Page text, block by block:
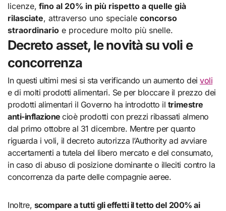
licenze, fino al 20% in più rispetto a quelle già
rilasciate, attraverso uno speciale concorso
straordinario e procedure molto più snelle.
Decreto asset, le novità su voli e
concorrenza
In questi ultimi mesi si sta verificando un aumento deivoli
e di molti prodotti alimentari. Se per bloccare il prezzo dei
prodotti alimentari il Governo ha introdotto il trimestre
anti-inflazionecioè prodotti con prezzi ribassati almeno
dal primo ottobre al 31 dicembre. Mentre per quanto
riguarda i voli, il decreto autorizza l’Authority ad avviare
accertamenti a tutela del libero mercato e del consumato,
in caso di abuso di posizione dominante o illeciti contro la
concorrenza da parte delle compagnie aeree.
Inoltre, scompare a tutti gli effetti il tetto del 200% ai